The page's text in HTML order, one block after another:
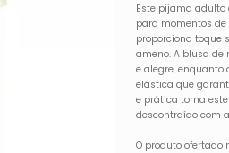
Este pijama adulto
para momentos de
proporciona toque
ameno. A blusa
e alegre,
elástica que
e prática torna
descontraído com
O produto ofertado